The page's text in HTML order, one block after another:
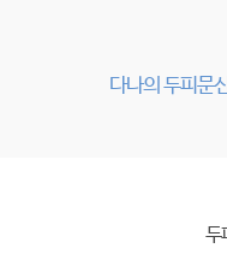
다나의 두피문
두